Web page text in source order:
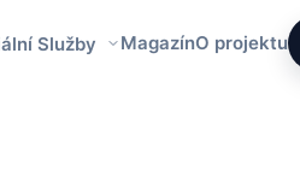
Služby MagazínO projektu